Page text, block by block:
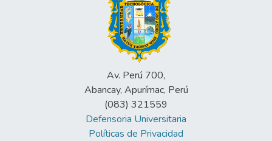
Av. Perú 700,
Abancay, Apurímac, Perú
(083) 321559
Defensoria Universitaria
Políticas de Privacidad